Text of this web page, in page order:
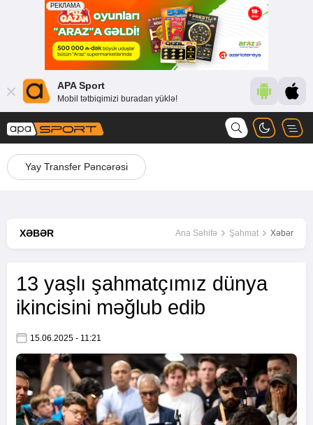
APA Sport
Mobil tətbiqimizi buradan yüklə!
Yay Transfer Pəncərəsi
XƏBƏR Ana Səhifə Şahmat Xəbər
13 yaşlı şahmatçımız dünya
ikincisini məğlub edib
15.06.2025 - 11:21